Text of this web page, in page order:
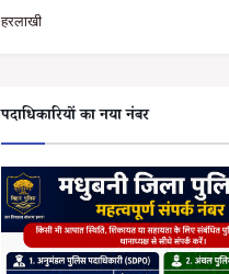
हरलाखी
पदाधिकारियों का नया नंबर